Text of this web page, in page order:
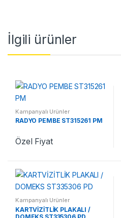
İlgili ürünler
Kampanyalı Ürünler
RADYO PEMBE ST315261 PM
Özel Fiyat
Kampanyalı Ürünler
KARTVİZİTLİK PLAKALI /